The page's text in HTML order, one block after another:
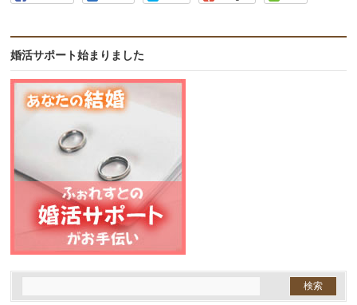
婚活サポート始まりました